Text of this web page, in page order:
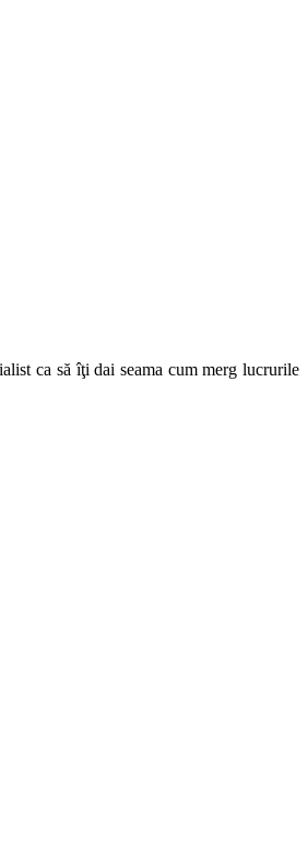
ca să îţi dai seama cum merg lucrurile